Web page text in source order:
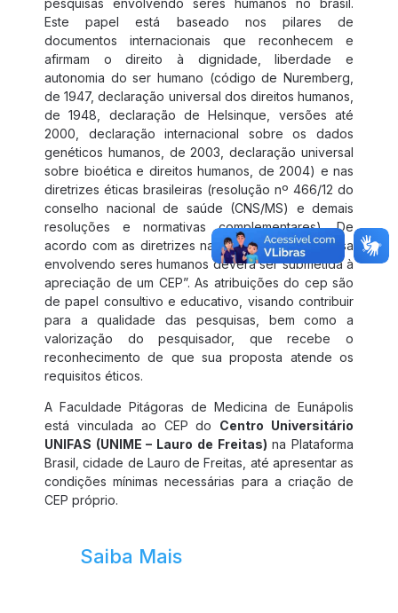
Este papel está baseado nos pilares de
documentos internacionais que reconhecem e
afirmam o direito à dignidade, liberdade e
autonomia do ser humano (código de Nuremberg,
de 1947, declaração universal dos direitos humanos,
de 1948, declaração de Helsinque, versões até
2000, declaração internacional sobre os dados
genéticos humanos, de 2003, declaração universal
sobre bioética e direitos humanos, de 2004) e nas
diretrizes éticas brasileiras (resolução nº 466/12 do
conselho nacional de saúde (CNS/MS) e demais
resoluções e normativas complementares). De
acordo com as diretrizes nacionais, “toda pesquisa
envolvendo seres humanos deverá ser submetida à
apreciação de um CEP”. As atribuições do cep são
de papel consultivo e educativo, visando contribuir
para a qualidade das pesquisas, bem como a
valorização do pesquisador, que recebe o
reconhecimento de que sua proposta atende os
requisitos éticos.
A Faculdade Pitágoras de Medicina de Eunápolis
está vinculada ao CEP do Centro Universitário
UNIFAS (UNIME – Lauro de Freitas) na Plataforma
Brasil, cidade de Lauro de Freitas, até apresentar as
condições mínimas necessárias para a criação de
CEP próprio.
Saiba Mais